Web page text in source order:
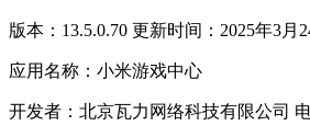
版本：13.5.0.70 更新时间：2025年3月
应用名称：小米游戏中心
开发者：北京瓦力网络科技有限公司